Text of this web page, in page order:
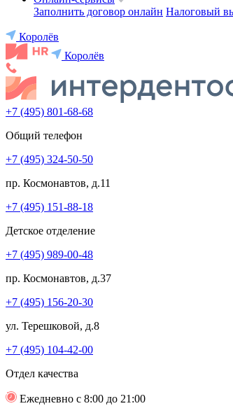
Заполнить договор онлайн Налоговый
Королёв
Королёв
+7 (495) 801-68-68
Общий телефон
+7 (495) 324-50-50
пр. Космонавтов, д.11
+7 (495) 151-88-18
Детское отделение
+7 (495) 989-00-48
пр. Космонавтов, д.37
+7 (495) 156-20-30
ул. Терешковой, д.8
+7 (495) 104-42-00
Отдел качества
Ежедневно с 8:00 до 21:00